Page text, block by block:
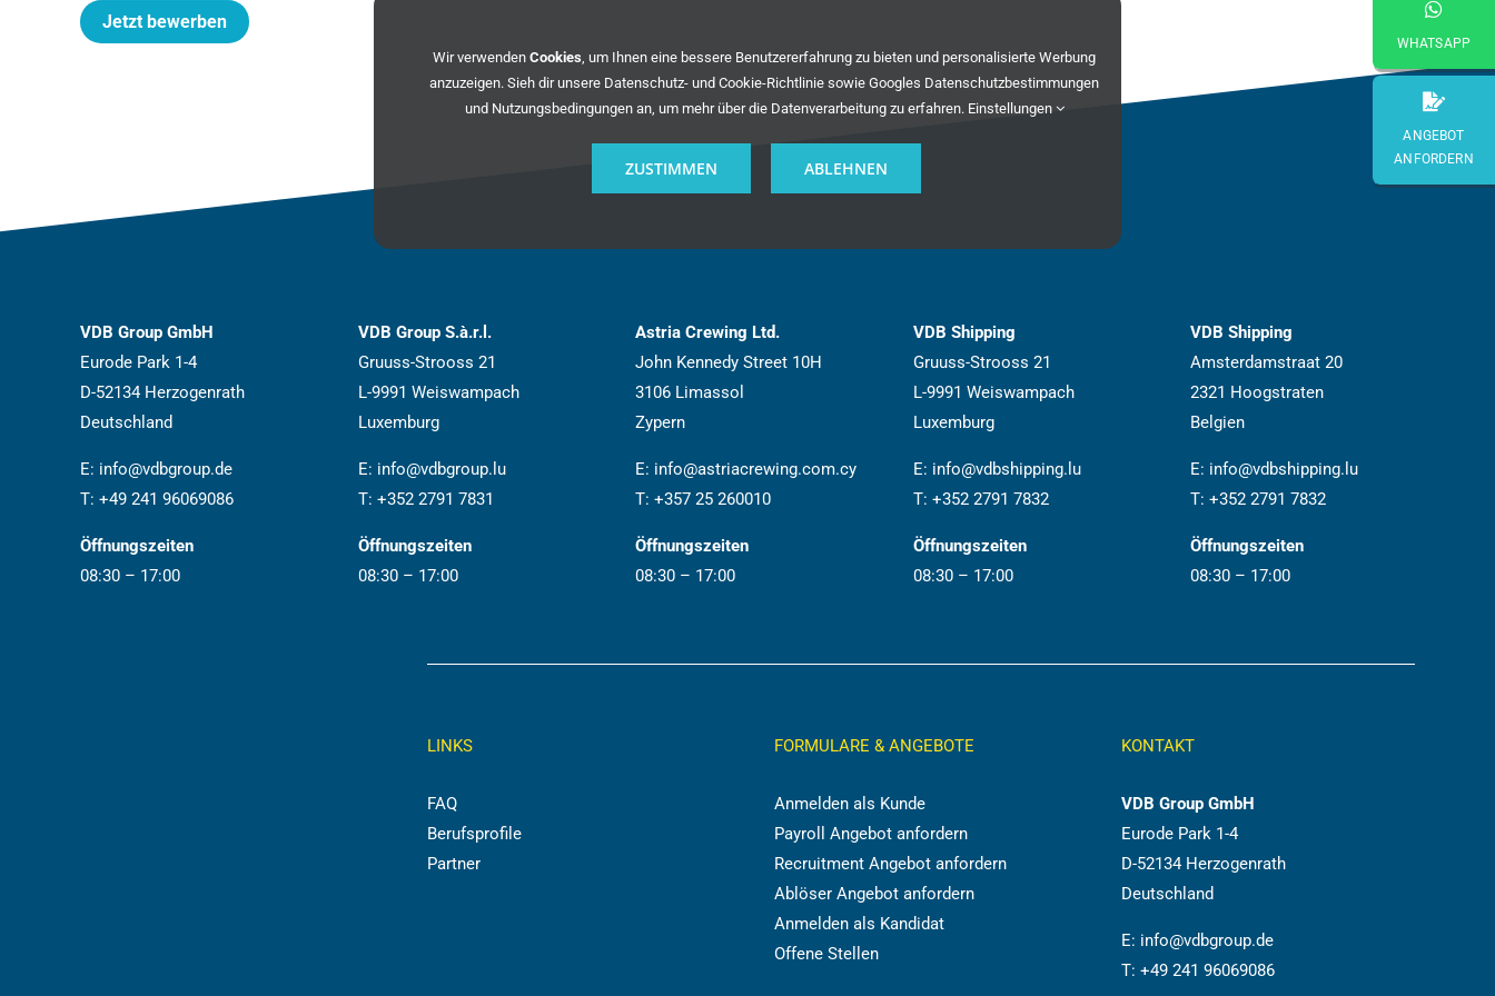
Jetzt bewerben
VDB Group GmbH
Eurode Park 1-4
D-52134 Herzogenrath
Deutschland
E: info@vdbgroup.de
T: +49 241 96069086
Öffnungszeiten
08:30 – 17:00
VDB Group S.à.r.l.
Gruuss-Strooss 21
L-9991 Weiswampach
Luxemburg
E: info@vdbgroup.lu
T: +352 2791 7831
Öffnungszeiten
08:30 – 17:00
Astria Crewing Ltd.
John Kennedy Street 10H
3106 Limassol
Zypern
E: info@astriacrewing.com.cy
T:+357 25 260010
Öffnungszeiten
08:30 – 17:00
VDB Shipping
Gruuss-Strooss 21
L-9991 Weiswampach
Luxemburg
E: info@vdbshipping.lu
T: +352 2791 7832
Öffnungszeiten
08:30 – 17:00
VDB Shipping
Amsterdamstraat 20
2321 Hoogstraten
Belgien
E: info@vdbshipping.lu
T:+352 2791 7832
Öffnungszeiten
08:30 – 17:00
LINKS
FAQ
Berufsprofile
Partner
FORMULARE & ANGEBOTE
Anmelden als Kunde
Payroll Angebot anfordern
Recruitment Angebot anfordern
Ablöser Angebot anfordern
Anmelden als Kandidat
Offene Stellen
KONTAKT
VDB Group GmbH
Eurode Park 1-4
D-52134 Herzogenrath
Deutschland
E: info@vdbgroup.de
T: +49 241 96069086
WHATSAPP
ANGEBOT
ANFORDERN
Wir verwenden Cookies , um Ihnen eine bessere Benutzererfahrung zu bieten und personalisierte Werbung
anzuzeigen. Sieh dir unsere Datenschutz- und Cookie-Richtlinie sowie Googles Datenschutzbestimmungen
und Nutzungsbedingungenan, um mehr über die Datenverarbeitung zu erfahren. Einstellungen
ZUSTIMMEN ABLEHNEN